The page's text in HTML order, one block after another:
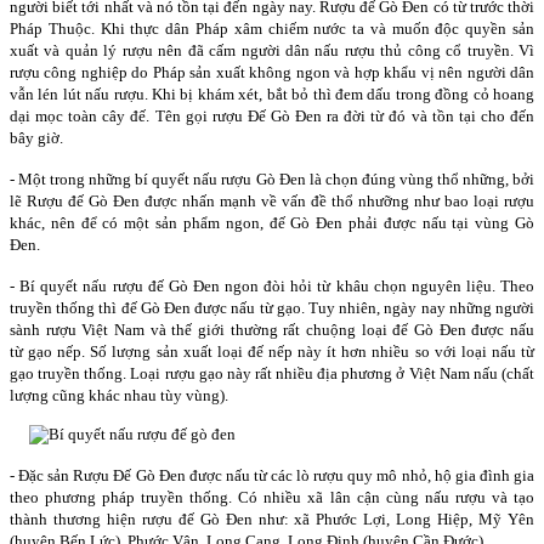
người biết tới nhất và nó tồn tại đến ngày nay. Rượu đế Gò Đen có từ trước thời
Pháp Thuộc. Khi thực dân Pháp xâm chiếm nước ta và muốn độc quyền sản
xuất và quản lý rượu nên đã cấm người dân nấu rượu thủ công cổ truyền. Vì
rượu công nghiệp do Pháp sản xuất không ngon và hợp khẩu vị nên người dân
vẫn lén lút nấu rượu. Khi bị khám xét, bắt bỏ thì đem dấu trong đồng cỏ hoang
dại mọc toàn cây đế. Tên gọi rượu Đế Gò Đen ra đời từ đó và tồn tại cho đến
bây giờ.
- Một trong những bí quyết nấu rượu Gò Đen là chọn đúng vùng thổ những, bởi
lẽ Rượu đế Gò Đen được nhấn mạnh về vấn đề thổ nhưỡng như bao loại rượu
khác, nên để có một sản phẩm ngon, đế Gò Đen phải được nấu tại vùng Gò
Đen.
- Bí quyết nấu rượu đế Gò Đen ngon đòi hỏi từ khâu chọn nguyên liệu. Theo
truyền thống thì đế Gò Đen được nấu từ gạo. Tuy nhiên, ngày nay những người
sành rượu Việt Nam và thế giới thường rất chuộng loại đế Gò Đen được nấu
từ gạo nếp. Số lượng sản xuất loại đế nếp này ít hơn nhiều so với loại nấu từ
gạo truyền thống. Loại rượu gạo này rất nhiều địa phương ở Việt Nam nấu (chất
lượng cũng khác nhau tùy vùng).
- Đặc sản Rượu Đế Gò Đen được nấu từ các lò rượu quy mô nhỏ, hộ gia đình gia
theo phương pháp truyền thống. Có nhiều xã lân cận cùng nấu rượu và tạo
thành thương hiện rượu đế Gò Đen như: xã Phước Lợi, Long Hiệp, Mỹ Yên